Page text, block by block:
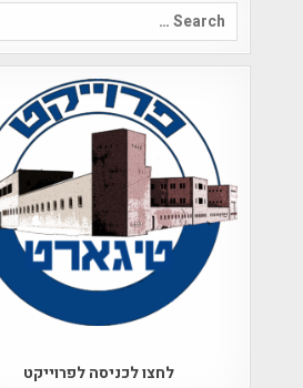
Search
for:
לחצו לכניסה לפרוייקט